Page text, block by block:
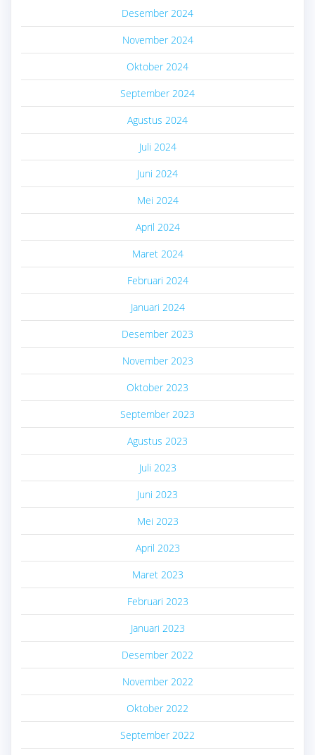
Desember 2024
November 2024
Oktober 2024
September 2024
Agustus 2024
Juli 2024
Juni 2024
Mei 2024
April 2024
Maret 2024
Februari 2024
Januari 2024
Desember 2023
November 2023
Oktober 2023
September 2023
Agustus 2023
Juli 2023
Juni 2023
Mei 2023
April 2023
Maret 2023
Februari 2023
Januari 2023
Desember 2022
November 2022
Oktober 2022
September 2022